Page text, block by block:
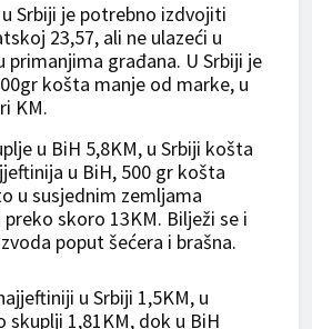
Srbiji je potrebno izdvojiti
23,57, ali ne ulazeći u
primanjima građana. U Srbiji je
košta manje od marke, u
KM.
u BiH 5,8KM, u Srbiji košta
u BiH, 500 gr košta
u susjednim zemljama
skoro 13KM. Bilježi se i
poput šećera i brašna.
u Srbiji 1,5KM, u
skuplji 1,81KM, dok u BiH